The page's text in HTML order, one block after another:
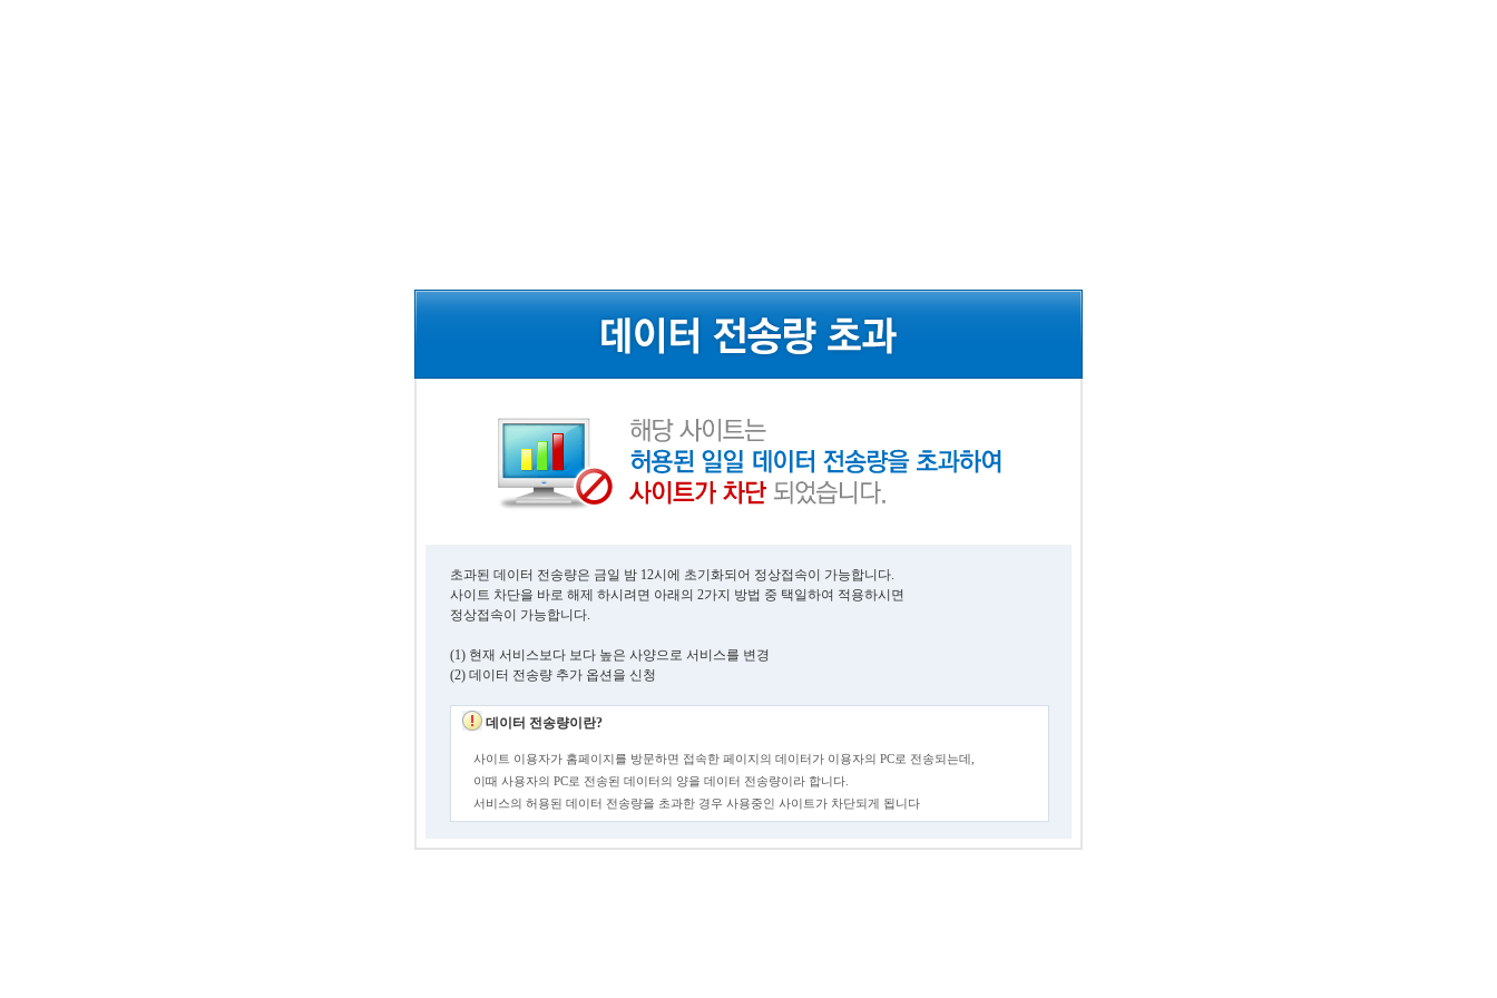
초과된 데이터 전송량은 금일 밤 12시에 초기화되어 정상접속이 가능합니다.
사이트 차단을 바로 해제 하시려면 아래의 2가지 방법 중 택일하여 적용하시면
정상접속이 가능합니다.
(1) 현재 서비스보다 보다 높은 사양으로 서비스를 변경
(2) 데이터 전송량 추가 옵션을 신청
데이터 전송량이란?
사이트 이용자가 홈페이지를 방문하면 접속한 페이지의 데이터가 이용자의 PC로 전송되는데,
이때 사용자의 PC로 전송된 데이터의 양을 데이터 전송량이라 합니다.
서비스의 허용된 데이터 전송량을 초과한 경우 사용중인 사이트가 차단되게 됩니다